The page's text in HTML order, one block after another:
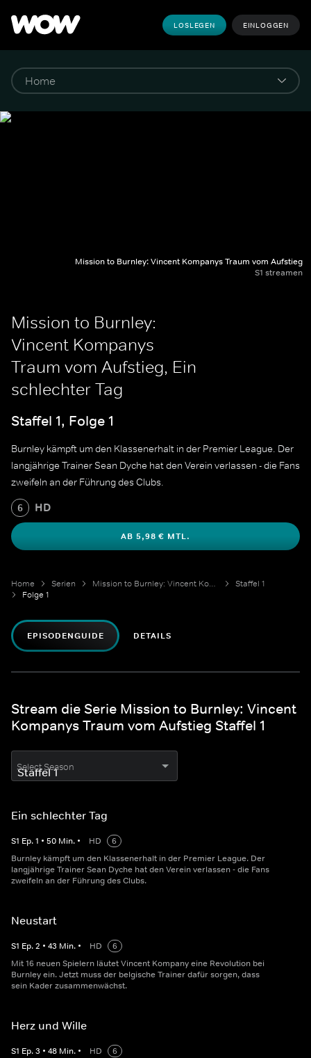
LOSLEGEN EINLOGGEN
Mission to Burnley: Vincent Kompanys Traum vom Aufstieg
S1 streamen
Mission to Burnley:
Vincent Kompanys
Traum vom Aufstieg, Ein
schlechter Tag
Staffel 1, Folge 1
Burnley kämpft um den Klassenerhalt in der Premier League. Der
langjährige Trainer Sean Dyche hat den Verein verlassen - die Fans
zweifeln an der Führung des Clubs.
6 HD
AB 5,98 € MTL.
Home Serien Mission to Burnley: Vincent Kompanys Traum vom Aufstieg
Staffel 1
Folge 1
EPISODENGUIDE DETAILS
Stream die Serie Mission to Burnley: Vincent
Kompanys Traum vom Aufstieg Staffel 1
Select Season
Ein schlechter Tag
S1 Ep.1 • 50 Min. • HD
6
Burnley kämpft um den Klassenerhalt in der Premier League. Der
langjährige Trainer Sean Dyche hat den Verein verlassen - die Fans
zweifeln an der Führung des Clubs.
Neustart
S1 Ep.2 • 43 Min. • HD
6
Mit 16 neuen Spielern läutet Vincent Kompany eine Revolution bei
Burnley ein. Jetzt muss der belgische Trainer dafür sorgen, dass
sein Kader zusammenwächst.
Herz und Wille
S1 Ep.3 • 48 Min. • HD
6